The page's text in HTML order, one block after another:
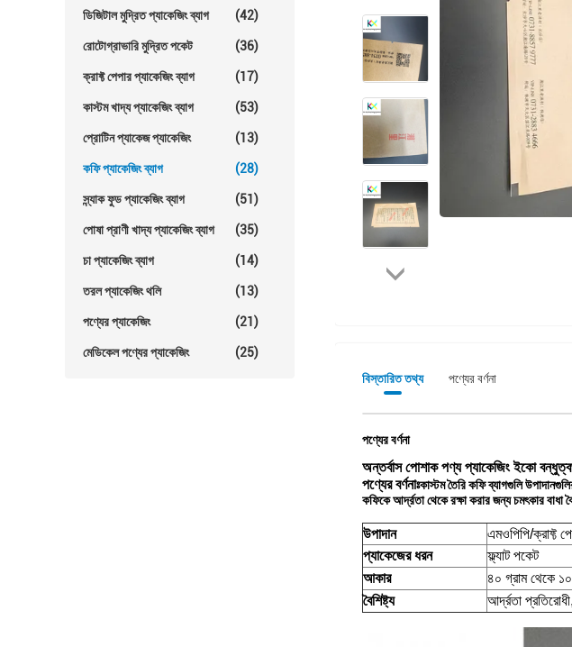
ডিজিটাল মুদ্রিত প্যাকেজিং ব্যাগ (42)
রোটোগ্রাভারি মুদ্রিত পকেট (36)
ক্রাফ্ট পেপার প্যাকেজিং ব্যাগ (17)
কাস্টম খাদ্য প্যাকেজিং ব্যাগ (53)
প্রোটিন প্যাকেজ প্যাকেজিং (13)
কফি প্যাকেজিং ব্যাগ (28)
স্ন্যাক ফুড প্যাকেজিং ব্যাগ (51)
পোষা প্রাণী খাদ্য প্যাকেজিং ব্যাগ (35)
চা প্যাকেজিং ব্যাগ (14)
তরল প্যাকেজিং থলি (13)
পণ্যের প্যাকেজিং (21)
মেডিকেল পণ্যের প্যাকেজিং (25)
বিস্তারিত তথ্য পণ্যের বর্ণনা
পণ্যের বর্ণনা
অন্তর্বাস পোশাক পণ্য প্যাকেজিং ইকো
পণ্যের বর্ণনাঃকাস্টম তৈরি কফি ব্যাগগুলি
কফিকে আর্দ্রতা থেকে রক্ষা করার জন্য চমৎকার
উপাদান এমওপিপি/ক্রাফ্ট
প্যাকেজের ধরন
ফ্ল্যাট পকেট
আকার
৪০ গ্রাম থেকে
বৈশিষ্ট্য
আর্দ্রতা